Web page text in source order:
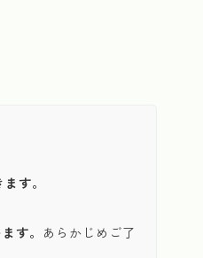
す。
す。 あらかじめご了